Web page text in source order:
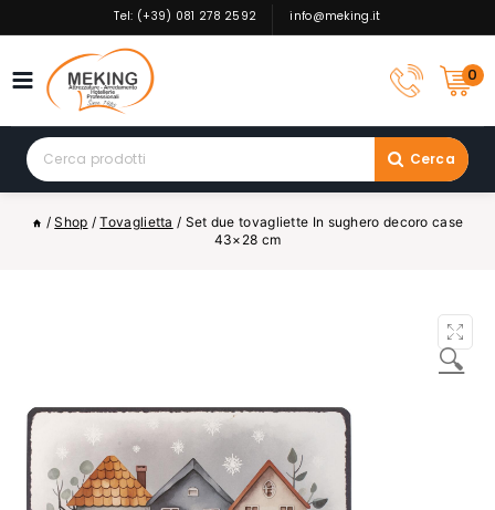
to
Tel: (+39) 081 278 2592 info@meking.it
0
Search
for:
Cerca
/ Shop / Tovaglietta / Set due tovagliette In sughero decoro case
43×28 cm
🔍